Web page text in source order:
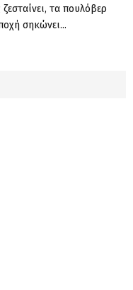
τα πουλόβερ
σηκώνει...